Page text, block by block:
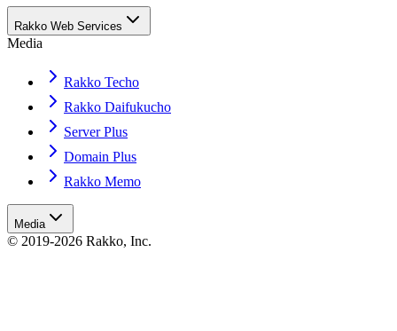
Rakko Web Services
Media
Rakko Techo
Rakko Daifukucho
Server Plus
Domain Plus
Rakko Memo
Media
© 2019-2026 Rakko, Inc.